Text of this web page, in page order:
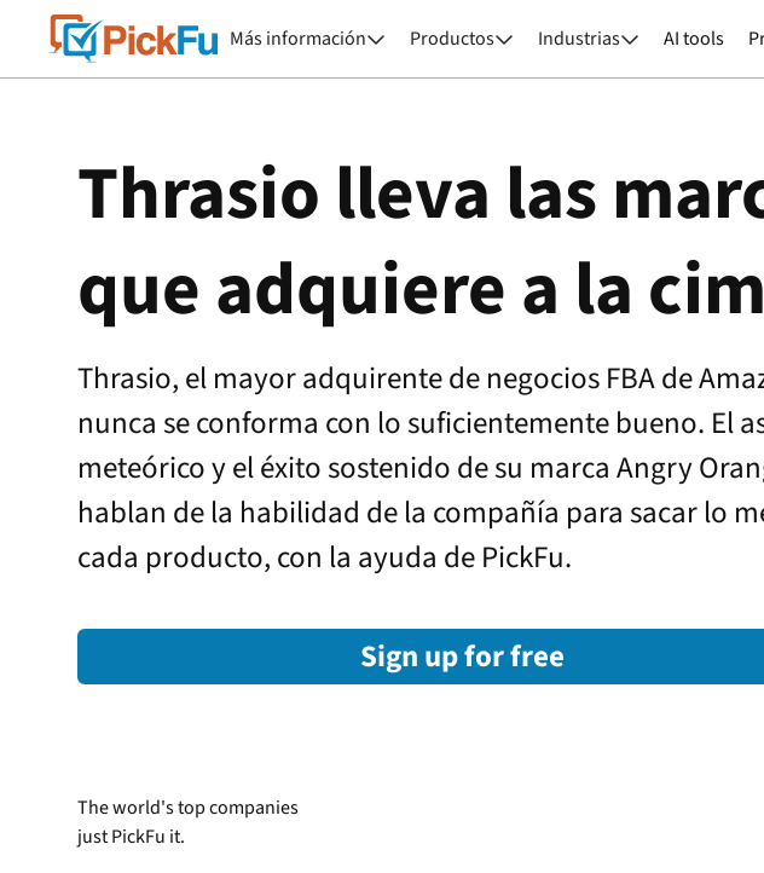
Más información Productos Industrias AI tools
Thrasio lleva las
que adquiere a la
Thrasio, el mayor adquirente de negocios FBA de
nunca se conforma con lo suficientemente bueno. El
meteórico y el éxito sostenido de su marca Angry
hablan de la habilidad de la compañía para sacar lo
cada producto, con la ayuda de PickFu.
Sign up for free
The world's top companies
just PickFu it.